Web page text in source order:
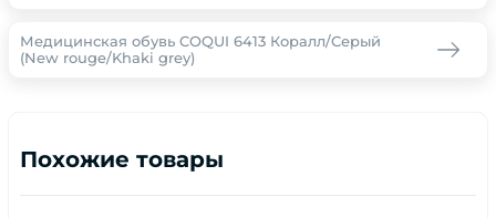
Медицинская обувь COQUI 6413 Коралл/Серый
(New rouge/Khaki grey)
Похожие товары